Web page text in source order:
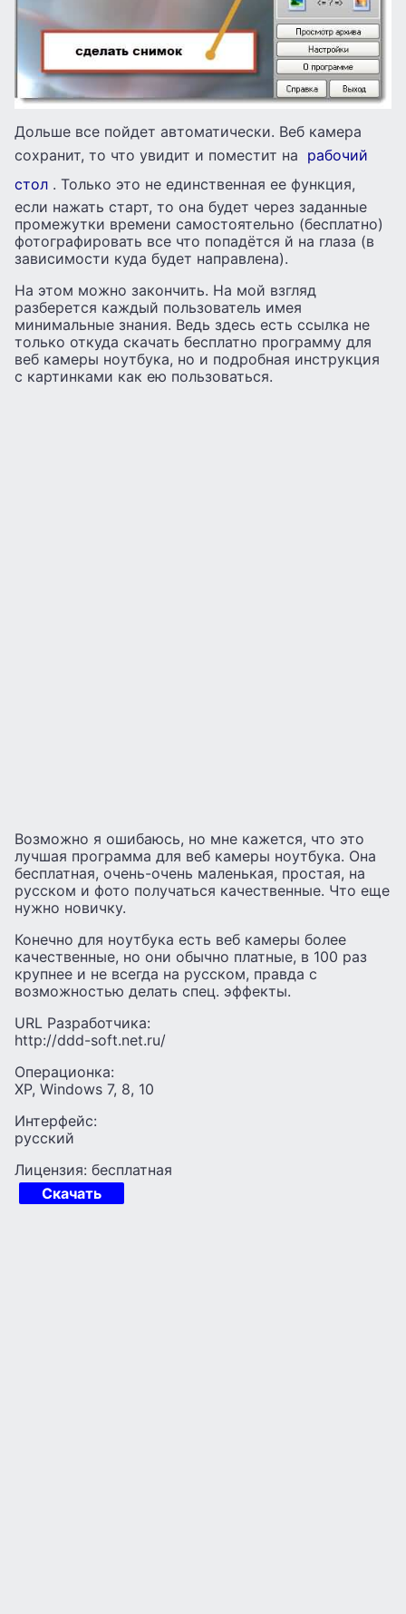
Дольше все пойдет автоматически. Веб камера
сохранит, то что увидит и поместит на рабочий
стол . Только это не единственная ее функция,
если нажать старт, то она будет через заданные
промежутки времени самостоятельно (бесплатно)
фотографировать все что попадётся й на глаза (в
зависимости куда будет направлена).
На этом можно закончить. На мой взгляд
разберется каждый пользователь имея
минимальные знания. Ведь здесь есть ссылка не
только откуда скачать бесплатно программу для
веб камеры ноутбука, но и подробная инструкция
с картинками как ею пользоваться.
Возможно я ошибаюсь, но мне кажется, что это
лучшая программа для веб камеры ноутбука. Она
бесплатная, очень-очень маленькая, простая, на
русском и фото получаться качественные. Что еще
нужно новичку.
Конечно для ноутбука есть веб камеры более
качественные, но они обычно платные, в 100 раз
крупнее и не всегда на русском, правда с
возможностью делать спец. эффекты.
URL Разработчика:
http://ddd-soft.net.ru/
Операционка:
XP, Windows 7, 8, 10
Интерфейс:
русский
Лицензия: бесплатная
Скачать